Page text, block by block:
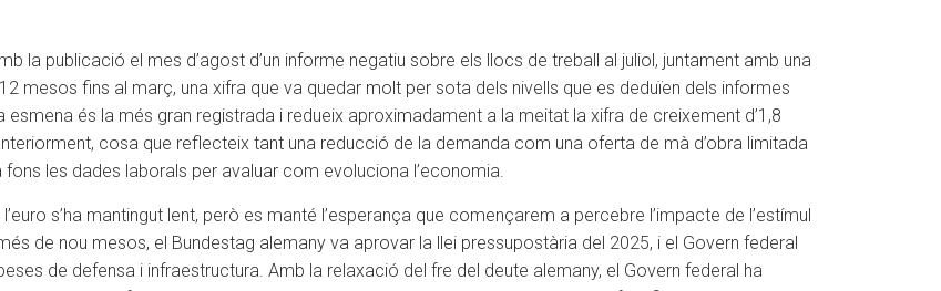
la publicació el mes d’agost d’un informe negatiu sobre els llocs de treball al juliol, juntament amb una
mesos fins al març, una xifra que va quedar molt per sota dels nivells que es deduïen dels informes
és la més gran registrada i redueix aproximadament a la meitat la xifra de creixement d’1,8
cosa que reflecteix tant una reducció de la demanda com una oferta de mà d’obra limitada
les dades laborals per avaluar com evoluciona l’economia.
s’ha mantingut lent, però es manté l’esperança que començarem a percebre l’impacte de l’estímul
de nou mesos, el Bundestag alemany va aprovar la llei pressupostària del 2025, i el Govern federal
de defensa i infraestructura. Amb la relaxació del fre del deute alemany, el Govern federal ha